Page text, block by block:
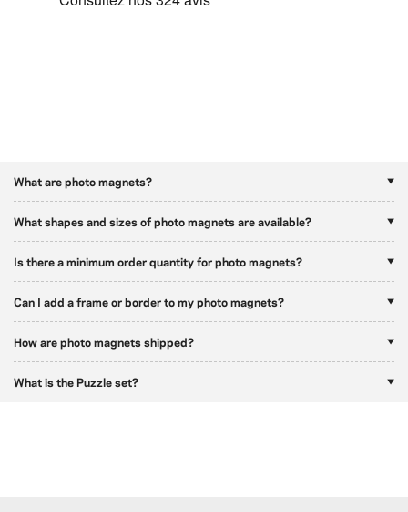
What are photo magnets?
What shapes and sizes of photo magnets are available?
Is there a minimum order quantity for photo magnets?
Can I add a frame or border to my photo magnets?
How are photo magnets shipped?
What is the Puzzle set?